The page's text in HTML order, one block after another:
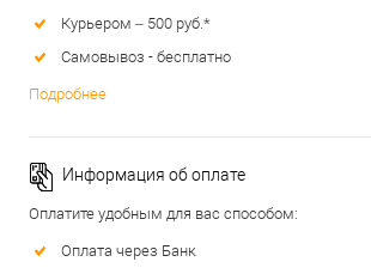
Курьером – 500 руб.*
Самовывоз - бесплатно
Подробнее
Информация об оплате
Оплатите удобным для вас способом:
Оплата через Банк